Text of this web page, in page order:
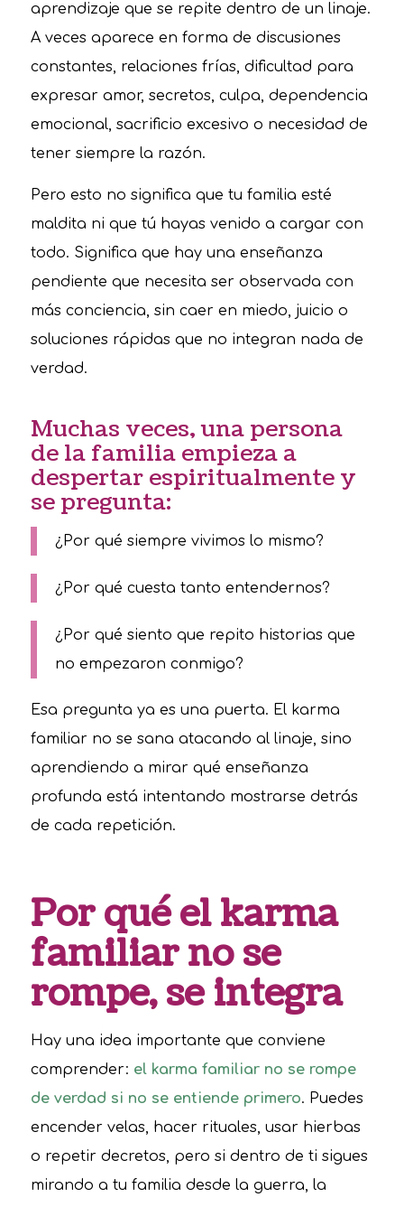
aprendizaje que se repite dentro de un linaje.
A veces aparece en forma de discusiones
constantes, relaciones frías, dificultad para
expresar amor, secretos, culpa, dependencia
emocional, sacrificio excesivo o necesidad de
tener siempre la razón.
Pero esto no significa que tu familia esté
maldita ni que tú hayas venido a cargar con
todo. Significa que hay una enseñanza
pendiente que necesita ser observada con
más conciencia, sin caer en miedo, juicio o
soluciones rápidas que no integran nada de
verdad.
Muchas veces, una persona
de la familia empieza a
despertar espiritualmente y
se pregunta:
¿Por qué siempre vivimos lo mismo?
¿Por qué cuesta tanto entendernos?
¿Por qué siento que repito historias que
no empezaron conmigo?
Esa pregunta ya es una puerta. El karma
familiar no se sana atacando al linaje, sino
aprendiendo a mirar qué enseñanza
profunda está intentando mostrarse detrás
de cada repetición.
Por qué el karma
familiar no se
rompe, se integra
Hay una idea importante que conviene
comprender: el karma familiar no se rompe
de verdad si no se entiende primero. Puedes
encender velas, hacer rituales, usar hierbas
o repetir decretos, pero si dentro de ti sigues
mirando a tu familia desde la guerra, la